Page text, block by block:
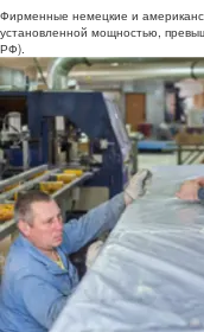
Фирменные немецкие и
установленной мощностью,
РФ).